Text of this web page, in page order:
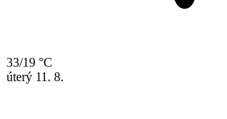
33/19 °C
úterý 11. 8.